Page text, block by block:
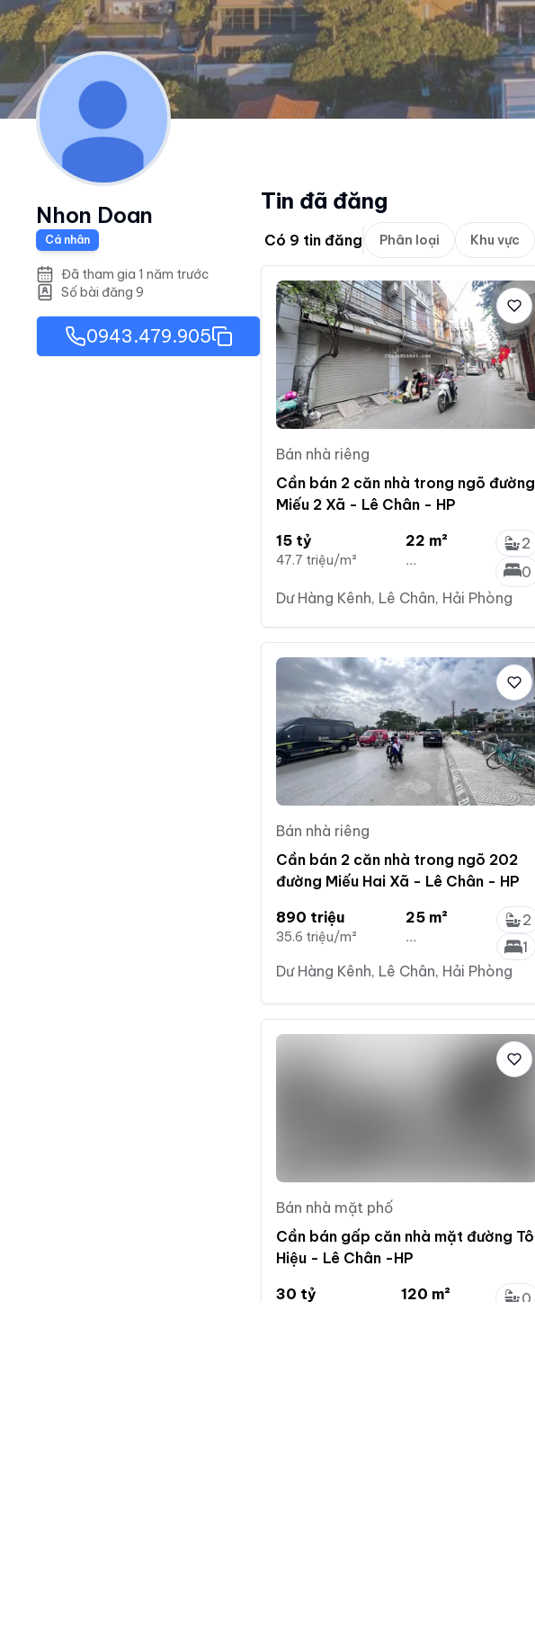
Nhon Doan
Cá nhân
Đã tham gia 1 năm trước
Số bài đăng 9
0943.479.905
Tin đã đăng
Có 9 tin đăng Phân loại Khu vực
Bán nhà riêng
Cần bán 2 căn nhà trong ngõ đường
Miếu 2 Xã - Lê Chân - HP
15 tỷ
47.7 triệu/m²
22 m²
...
2
0
Dư Hàng Kênh, Lê Chân, Hải Phòng
Bán nhà riêng
Cần bán 2 căn nhà trong ngõ 202
đường Miếu Hai Xã - Lê Chân - HP
890 triệu
35.6 triệu/m²
25 m²
...
2
1
Dư Hàng Kênh, Lê Chân, Hải Phòng
Bán nhà mặt phố
Cần bán gấp căn nhà mặt đường Tô
Hiệu - Lê Chân -HP
30 tỷ
120 m²
0